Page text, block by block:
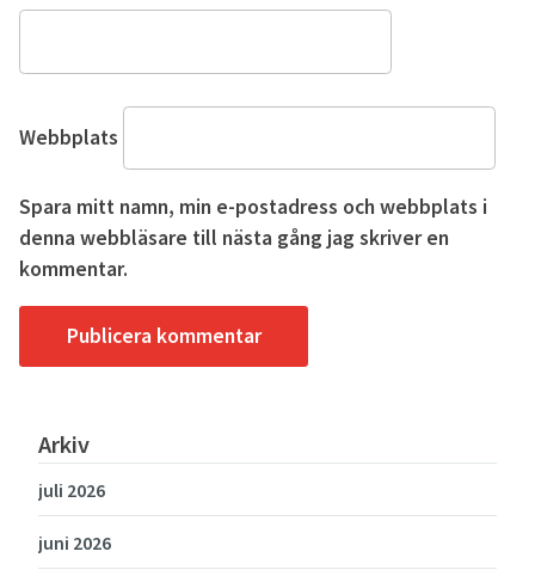
Webbplats
Spara mitt namn, min e-postadress och webbplats i
denna webbläsare till nästa gång jag skriver en
kommentar.
Arkiv
juli 2026
juni 2026